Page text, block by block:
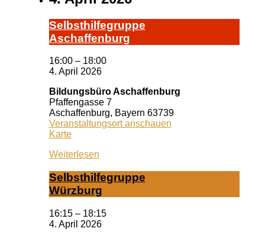
Selbst­hil­fe­grup­pe
A­schaf­fen­burg
16:00 – 18:00
4. April 2026
Bildungsbüro Aschaffenburg
Pfaffengasse 7
Aschaffenburg, Bayern 63739
Veranstaltungsort anschauen
KarteBildungsbüro
Weiterlesen
Selbst­hil­fe­grup­pe
Würz­burg
16:15 – 18:15
4. April 2026